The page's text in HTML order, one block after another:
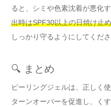
ると、シミや色素沈着が悪化
出時はSPF30以上の日焼け止
しっかり守るようにしてくださ
🔍 まとめ
ピーリングジェルは、正しく
ターンオーバーを促進し、く